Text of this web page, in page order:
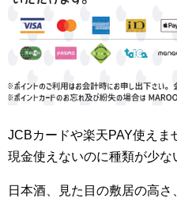
JCBカードや楽天PAY使えま
現金使えないのに種類が少な
日本酒、見た目の敷居の高